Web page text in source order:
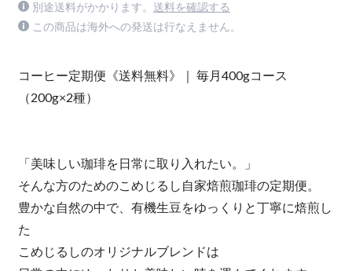
別途送料がかかります。 送料を確認する
この商品は海外への発送は行なえません。
コーヒー定期便《送料無料》｜ 毎月400gコース
（200g×2種）
「美味しい珈琲を日常に取り入れたい。」
そんな方のためのこめじるし自家焙煎珈琲の定期便。
豊かな自然の中で、有機生豆をゆっくりと丁寧に焙煎し
た
こめじるしのオリジナルブレンドは